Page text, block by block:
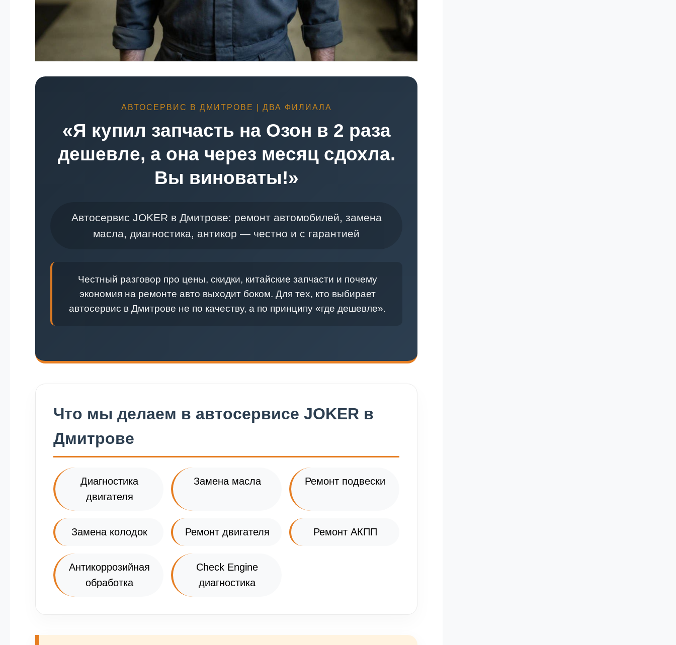
АВТОСЕРВИС В ДМИТРОВЕ | ДВА ФИЛИАЛА
«Я купил запчасть на Озон в 2 раза
дешевле, а она через месяц сдохла.
Вы виноваты!»
Автосервис JOKER в Дмитрове: ремонт автомобилей, замена
масла, диагностика, антикор — честно и с гарантией
Честный разговор про цены, скидки, китайские запчасти и почему
экономия на ремонте авто выходит боком. Для тех, кто выбирает
автосервис в Дмитрове не по качеству, а по принципу «где дешевле».
Что мы делаем в автосервисе JOKER в
Дмитрове
Диагностика
двигателя
Замена масла Ремонт подвески
Замена колодок Ремонт двигателя Ремонт АКПП
Антикоррозийная
обработка
Check Engine
диагностика